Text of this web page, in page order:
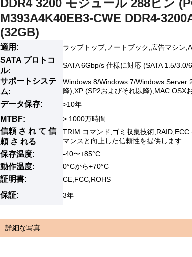
DDR4 3200 モジュール 288ピン
M393A4K40EB3-CWE DDR4-
(32GB)
適用: ラップトップ,ノートブック,広告マシン
SATA プロトコ
ル:
SATA 6Gbp/s 仕様に対応 (SATA 1.5/
サポートシステ
ム:
Windows 8/Windows 7/Windows Server
降),XP (SP2およびそれ以降),MAC OSX
データ保存: >10年
MTBF: > 1000万時間
信頼 さ れ て 信
頼 さ れる
TRIM コマンド,ゴミ収集技術
マンスと向上した信頼性を提供します
保存温度: -40〜+85°C
動作温度: 0°Cから+70°C
証明書: CE,FCC,ROHS
保証: 3年
詳細な写真